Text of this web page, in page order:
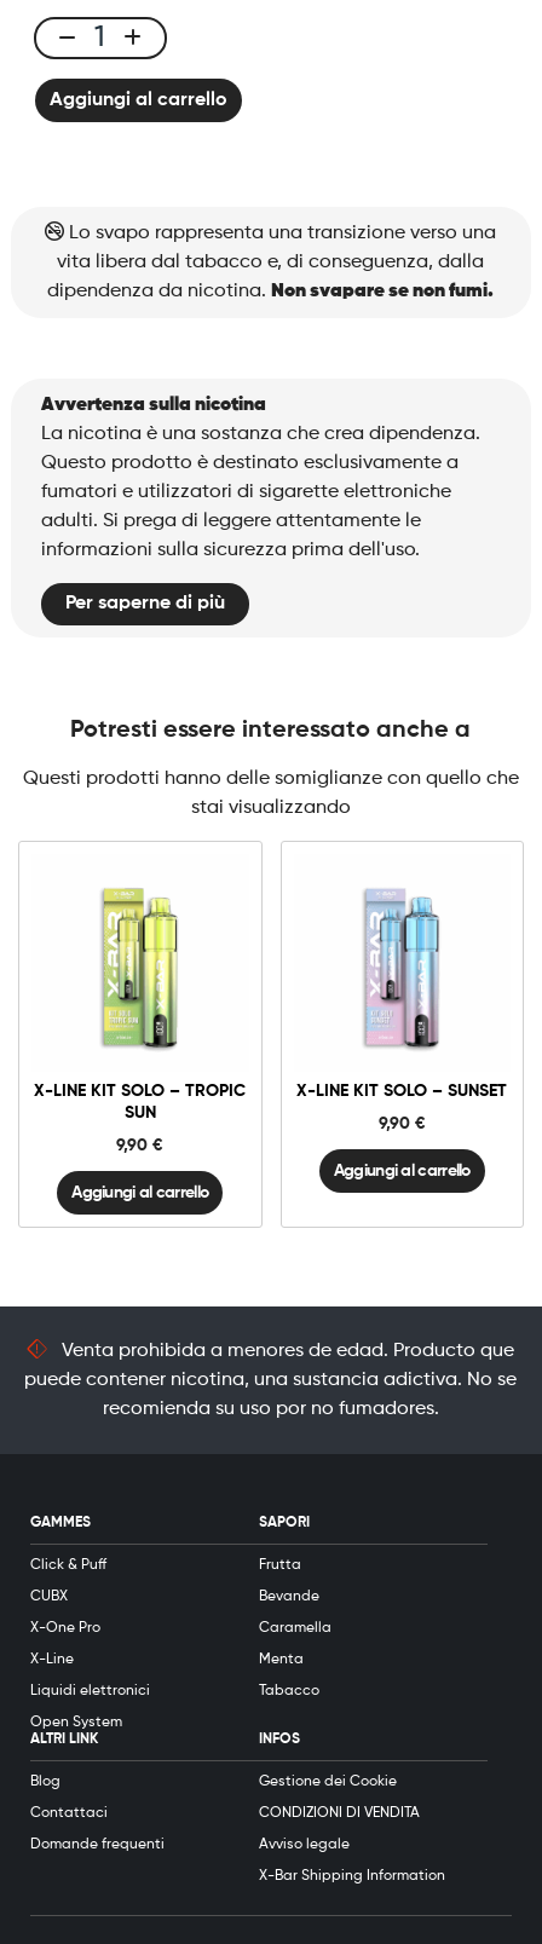
X-
Line
Kit
Love
quantità
Aggiungi al carrello
Lo svapo rappresenta una transizione verso una
vita libera dal tabacco e, di conseguenza, dalla
dipendenza da nicotina. Non svapare se non fumi.
Avvertenza sulla nicotina
La nicotina è una sostanza che crea dipendenza.
Questo prodotto è destinato esclusivamente a
fumatori e utilizzatori di sigarette elettroniche
adulti. Si prega di leggere attentamente le
informazioni sulla sicurezza prima dell'uso.
Per saperne di più
Potresti essere interessato anche a
Questi prodotti hanno delle somiglianze con quello che
stai visualizzando
X-LINE KIT SOLO – TROPIC
SUN
9,90€
X-
Line
Solo
Sun
quantità
Aggiungi al carrello
X-LINE KIT SOLO – SUNSET
9,90 €
X-
Line
Solo
quantità
Aggiungi al carrello
Venta prohibida a menores de edad. Producto que
puede contener nicotina, una sustancia adictiva. No se
recomienda su uso por no fumadores.
GAMMES
Click & Puff
CUBX
X-One Pro
X-Line
Liquidi elettronici
Open System
SAPORI
Frutta
Bevande
Caramella
Menta
Tabacco
ALTRI LINK
Blog
Contattaci
Domande frequenti
INFOS
Gestione dei Cookie
CONDIZIONI DI VENDITA
Avviso legale
X-Bar Shipping Information